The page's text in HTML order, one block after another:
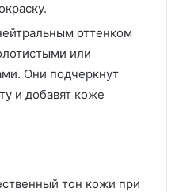
оттенком
или
Они подчеркнут
и добавят коже
тон кожи при